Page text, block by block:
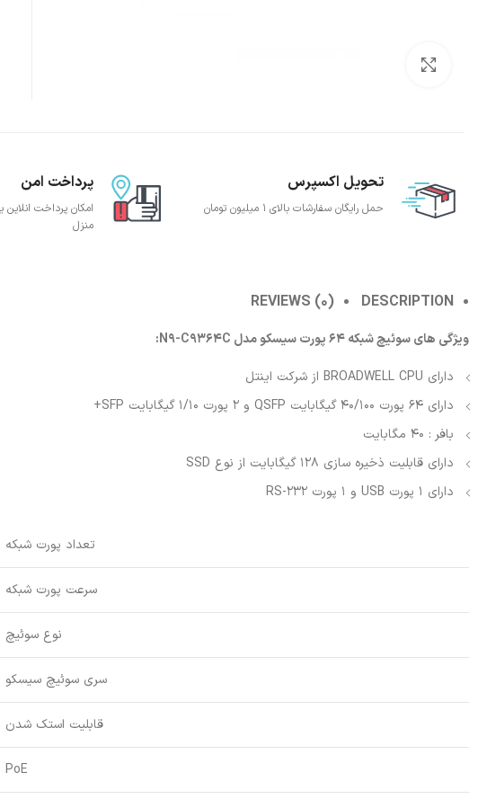
تحویل اکسپرس
حمل رایگان سفارشات بالای 1 میلیون تومان
پرداخت امن
امکان پرداخت
منزل
DESCRIPTION
REVIEWS (0)
ویژگی های سوئیچ شبکه 64 پورت سیسکو مدل N9-C9364C:
دارای BROADWELL CPU از شرکت اینتل
دارای 64 پورت 40/100 گیگابایت QSFP و 2 پورت 1/10 گیگابایت SFP+
بافر : 40 مگابایت
دارای قابلیت ذخیره سازی 128 گیگابایت از نوع SSD
دارای 1 پورت USB و 1 پورت RS-232
تعداد پورت شبکه
سرعت پورت شبکه
نوع سوئیچ
سری سوئیچ سیسکو
قابلیت استک شدن
PoE